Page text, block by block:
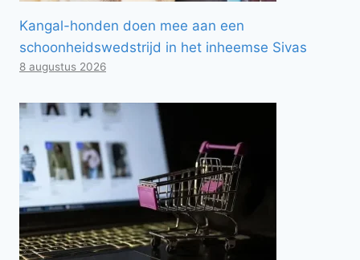
Kangal-honden doen mee aan een
schoonheidswedstrijd in het inheemse Sivas
8 augustus 2026